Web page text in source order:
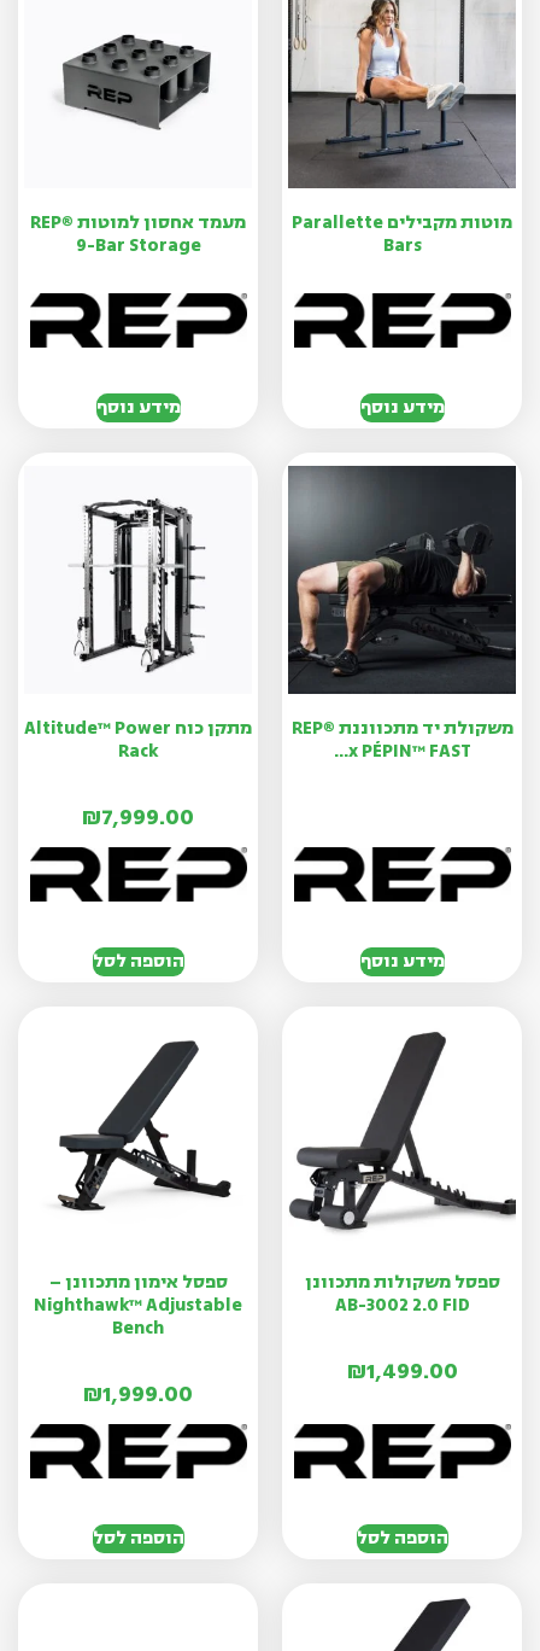
מוטות מקבילים Parallette
Bars
מידע נוסף
מעמד אחסון למוטות REP®
9-Bar Storage
מידע נוסף
משקולת יד מתכווננת REP®
x PÉPIN™ FAST...
מידע נוסף
מתקן כוח Altitude™ Power
Rack
₪7,999.00
הוספה לסל
ספסל משקולות מתכוונן
AB-3002 2.0 FID
₪1,499.00
הוספה לסל
ספסל אימון מתכוונן –
Nighthawk™ Adjustable
Bench
₪1,999.00
הוספה לסל